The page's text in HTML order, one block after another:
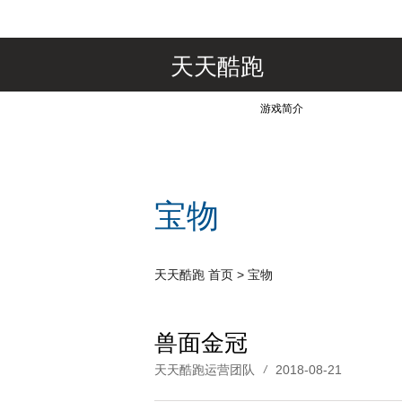
天天酷跑
游戏简介
宝物
天天酷跑 首页 > 宝物
兽面金冠
天天酷跑运营团队 / 2018-08-21